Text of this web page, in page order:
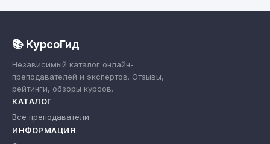
📚 КурсоГид
Независимый каталог онлайн-
преподавателей и экспертов. Отзывы,
рейтинги, обзоры курсов.
КАТАЛОГ
Все преподаватели
ИНФОРМАЦИЯ